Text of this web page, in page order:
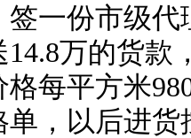
一份市级
万的货款
每平方米
，以后进